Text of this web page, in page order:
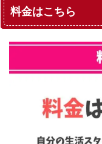
料金はこちら